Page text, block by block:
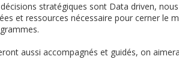
stratégiques sont Data driven,
et ressources nécessaire pour cerner le
aussi accompagnés et guidés, on